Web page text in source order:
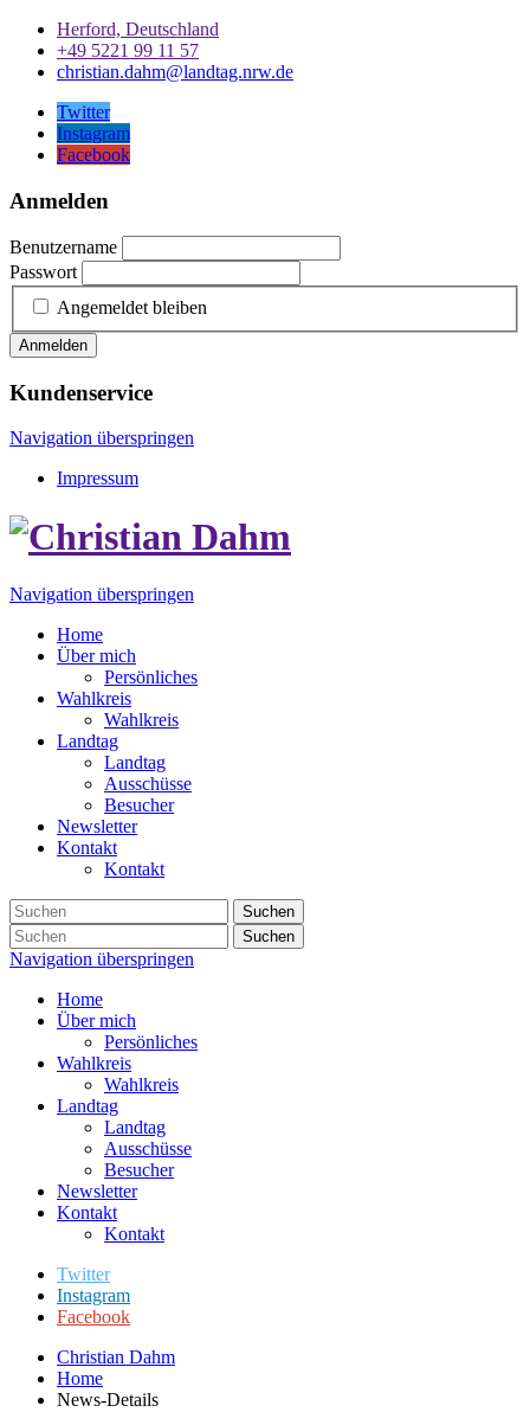
Herford, Deutschland
+49 5221 99 11 57
christian.dahm@landtag.nrw.de
Twitter
Instagram
Facebook
Anmelden
Benutzername
Passwort
Angemeldet bleiben
Anmelden
Kundenservice
Navigation überspringen
Impressum
Navigation überspringen
Home
Über mich
Persönliches
Wahlkreis
Wahlkreis
Landtag
Landtag
Ausschüsse
Besucher
Newsletter
Kontakt
Kontakt
Suchen
Suchen
Navigation überspringen
Home
Über mich
Persönliches
Wahlkreis
Wahlkreis
Landtag
Landtag
Ausschüsse
Besucher
Newsletter
Kontakt
Kontakt
Twitter
Instagram
Facebook
Christian Dahm
Home
News-Details